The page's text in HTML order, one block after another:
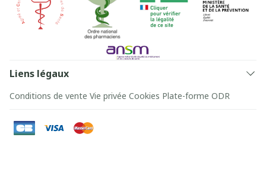
Liens légaux
Conditions de vente Vie privée Cookies Plate-forme ODR